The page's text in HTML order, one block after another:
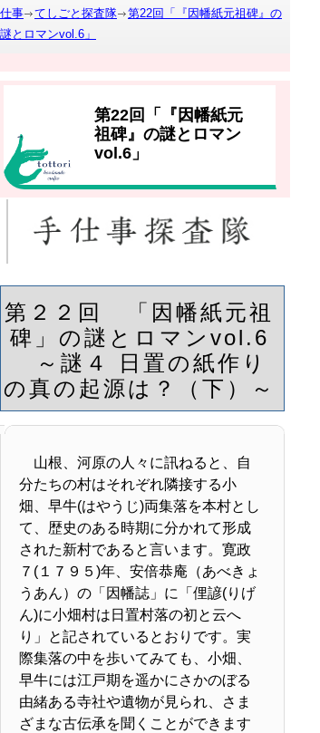
仕事
てしごと探査隊
第22回「『因幡紙元祖碑』の
謎とロマンvol.6」
第22回「『因幡紙元
祖碑』の謎とロマン
vol.6」
第２２回 「因幡紙元祖
碑」の謎とロマンvol.6
～謎４ 日置の紙作り
の真の起源は？（下）～
山根、河原の人々に訊ねると、自
分たちの村はそれぞれ隣接する小
畑、早牛(はやうじ)両集落を本村とし
て、歴史のある時期に分かれて形成
された新村であると言います。寛政
７(１７９５)年、安倍恭庵（あべきょ
うあん）の「因幡誌」に「俚諺(りげ
ん)に小畑村は日置村落の初と云へ
り」と記されているとおりです。実
際集落の中を歩いてみても、小畑、
早牛には江戸期を遥かにさかのぼる
由緒ある寺社や遺物が見られ、さま
ざまな古伝承を聞くことができます